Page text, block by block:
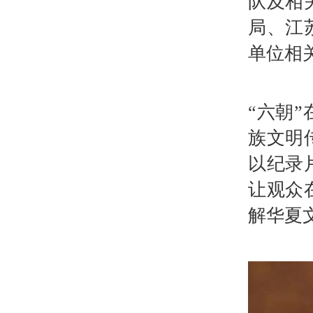
局、江
单位相
“六朝”
族文明
以纪录
让观众
解华夏